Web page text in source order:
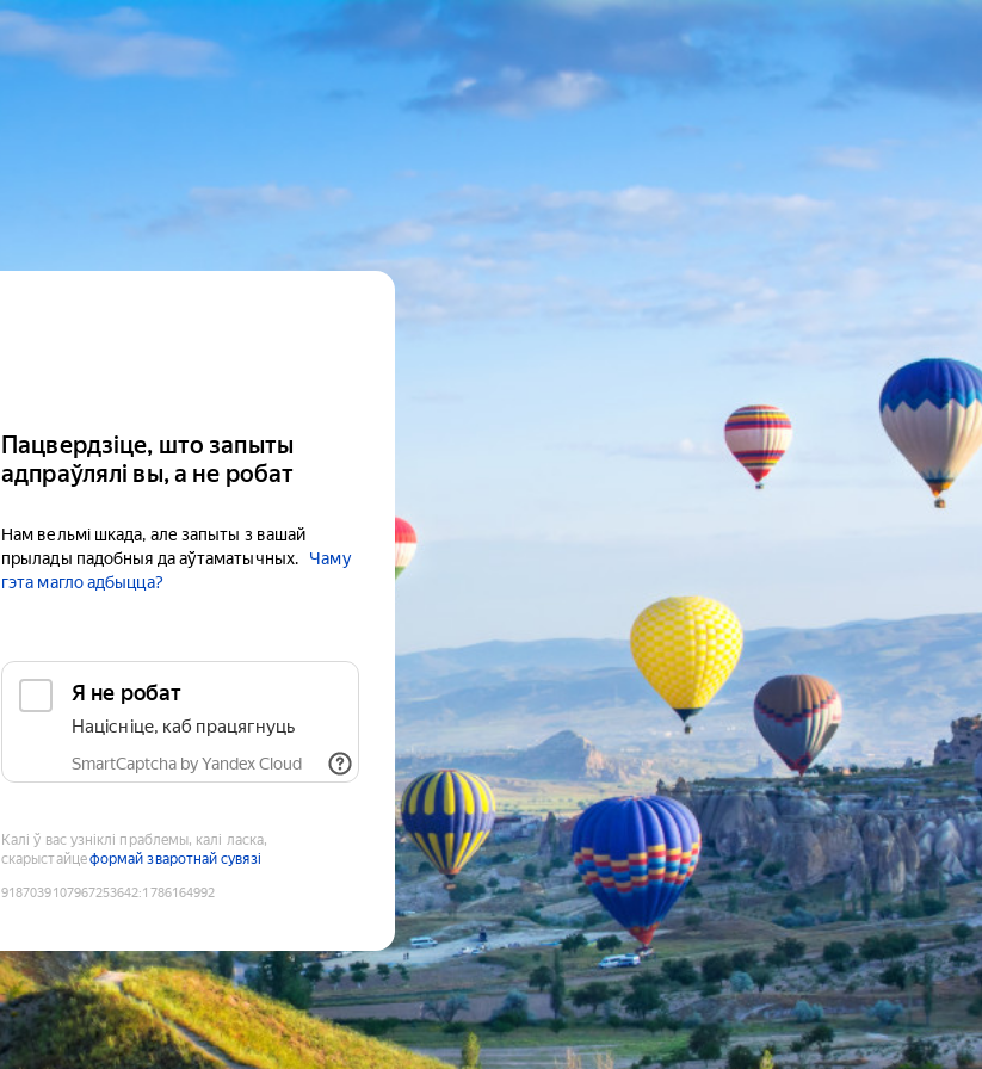
Пацвердзіце, што запыты
адпраўлялі вы, а не робат
Нам вельмі шкада, але запыты з вашай
прылады падобныя да аўтаматычных.
Чаму
гэта магло адбыцца?
Я не робат
Націсніце, каб працягнуць
SmartCaptcha by Yandex Cloud
Калі ў вас узніклі праблемы, калі ласка,
скарыстайцеформай зваротнай сувязі
9187039107967253642:1786164992